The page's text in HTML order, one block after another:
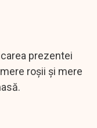
prezentei
roşii şi mere